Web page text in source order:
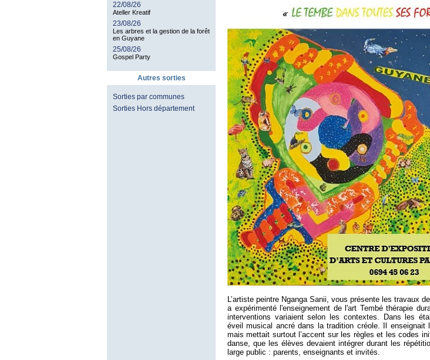
22/08/26
Ateller Kreatif
23/08/26
Les arbres et la gestion de la forêt
en Guyane
25/08/26
Gospel Party
Autres sorties
Sorties par communes
Sorties Hors département
L’artiste peintre Nganga Sanii, vous présente les travaux
a expérimenté l'enseignement de l'art Tembé thérapie
interventions variaient selon les contextes. Dans les
éveil musical ancré dans la tradition créole. Il enseignait
mais mettait surtout l’accent sur les règles et les codes
danse, que les élèves devaient intégrer durant les
large public : parents, enseignants et invités.